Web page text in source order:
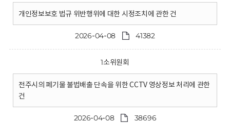
개인정보보호 법규 위반행위에 대한 시정조치에 관한 건
2026-04-08 41382
1소위원회
전주시의 폐기물 불법배출 단속을 위한 CCTV 영상정보 처리에 관한
건
2026-04-08 38696